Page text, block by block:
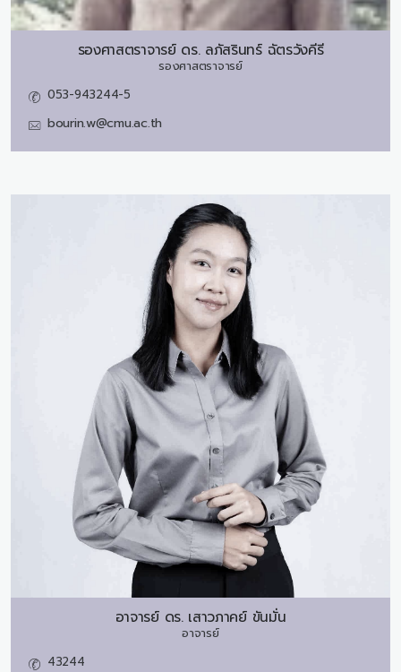
รองศาสตราจารย์ ดร. ลภัสรินทร์ ฉัตรวังคีรี
รองศาสตราจารย์
053-943244-5
bourin.w@cmu.ac.th
อาจารย์ ดร. เสาวภาคย์ ขันมั่น
อาจารย์
43244